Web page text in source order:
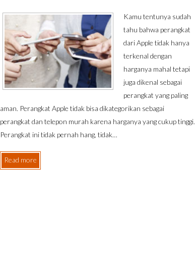
Kamu tentunya sudah
tahu bahwa perangkat
dari Apple tidak hanya
terkenal dengan
harganya mahal tetapi
juga dikenal sebagai
perangkat yang paling
aman. Perangkat Apple tidak bisa dikategorikan sebagai
perangkat dan telepon murah karena harganya yang cukup tinggi.
Perangkat ini tidak pernah hang, tidak…
Read more